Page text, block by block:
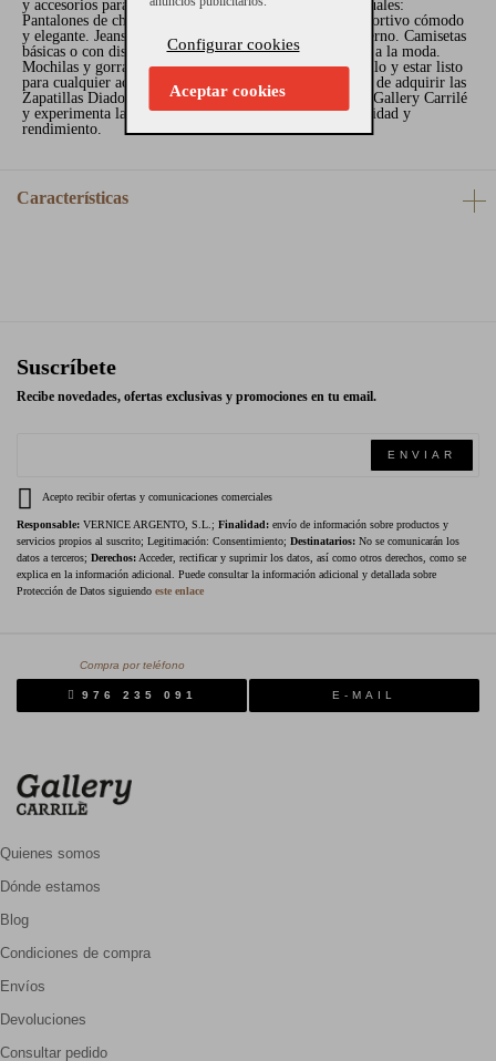
y accesorios para crear looks tanto deportivos como casuales:
Pantalones de chándal negros o grises: Para un look deportivo cómodo
y elegante. Jeans ajustados: Para un estilo casual y moderno. Camisetas
básicas o con diseños: Para mantener un look relajado y a la moda.
Mochilas y gorras deportivas: Para complementar tu estilo y estar listo
para cualquier actividad. ¡No dejes pasar la oportunidad de adquirir las
Zapatillas Diadora Hombre en negro! Compra ahora en Gallery Carrilé
y experimenta la perfecta combinación de estilo, comodidad y
rendimiento.
Características
Suscríbete
Recibe novedades, ofertas exclusivas y promociones en tu email.
ENVIAR
Acepto recibir ofertas y comunicaciones comerciales
Responsable: VERNICE ARGENTO, S.L.; Finalidad: envío de información sobre productos y
servicios propios al suscrito; Legitimación: Consentimiento; Destinatarios: No se comunicarán los
datos a terceros; Derechos:Acceder, rectificar y suprimir los datos, así como otros derechos, como se
explica en la información adicional. Puede consultar la información adicional y detallada sobre
Protección de Datos siguiendo este enlace
Compra por teléfono
976 235 091 E-MAIL
Quienes somos
Dónde estamos
Blog
Condiciones de compra
Envíos
Devoluciones
Consultar pedido
Configurar cookies
Aceptar cookies